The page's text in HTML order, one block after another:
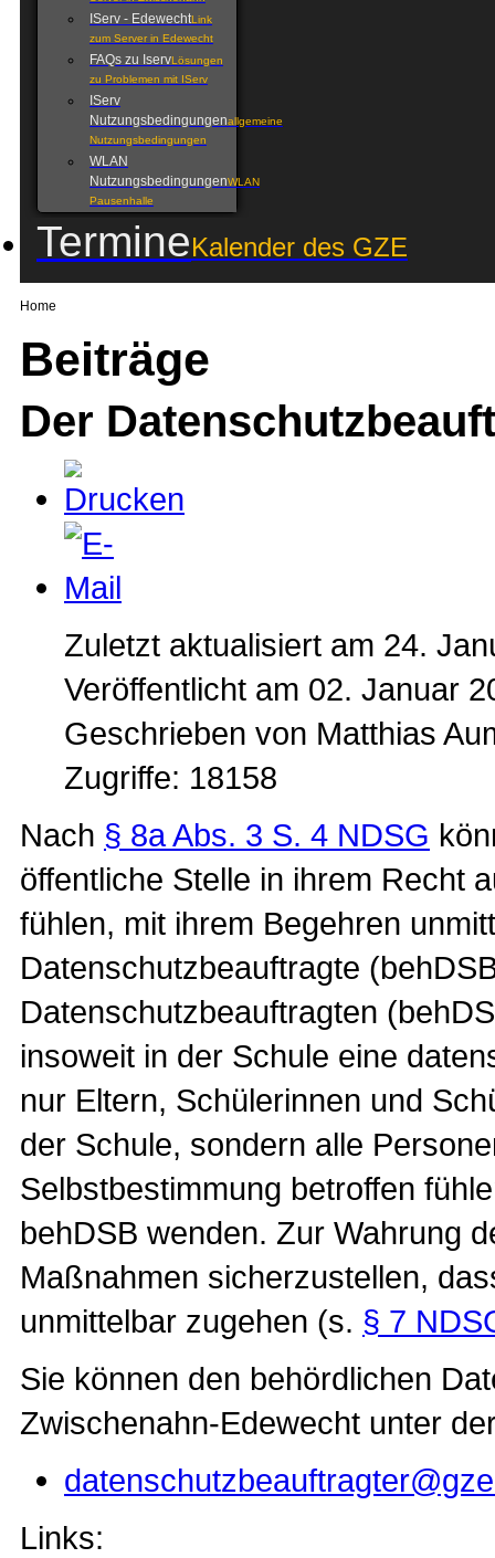
IServ - EdewechtLink
zum Server in Edewecht
FAQs zu IservLösungen
zu Problemen mit IServ
IServ
Nutzungsbedingungenallgemeine
Nutzungsbedingungen
WLAN
NutzungsbedingungenWLAN
Pausenhalle
TermineKalender des GZE
Home
Beiträge
Der
Zuletzt aktualisiert am 24.
Veröffentlicht am 02. Januar
Geschrieben von Matthias
Zugriffe: 18158
Nach § 8a Abs. 3 S. 4 NDSG
öffentliche Stelle in ihrem Recht
fühlen, mit ihrem Begehren
Datenschutzbeauftragte
Datenschutzbeauftragten
insoweit in der Schule eine
nur Eltern, Schülerinnen und
der Schule, sondern alle
Selbstbestimmung betroffen
behDSB wenden. Zur Wahrung
Maßnahmen sicherzustellen,
unmittelbar zugehen (s. § 7
Sie können den behördlichen
Zwischenahn-Edewecht unter
Links: